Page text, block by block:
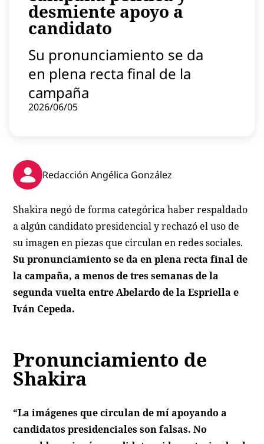
Contenido patrocinado
Instagram
desmiente apoyo a
candidato
Su pronunciamiento se da
en plena recta final de la
campaña
2026/06/05
Redacción Angélica González
Shakira negó de forma categórica haber respaldado
a algún candidato presidencial y rechazó el uso de
su imagen en piezas que circulan en redes sociales.
Su pronunciamiento se da en plena recta final de
la campaña, a menos de tres semanas de la
segunda vuelta entre Abelardo de la Espriella e
Iván Cepeda.
Pronunciamiento de
Shakira
“La imágenes que circulan de mí apoyando a
candidatos presidenciales son falsas. No